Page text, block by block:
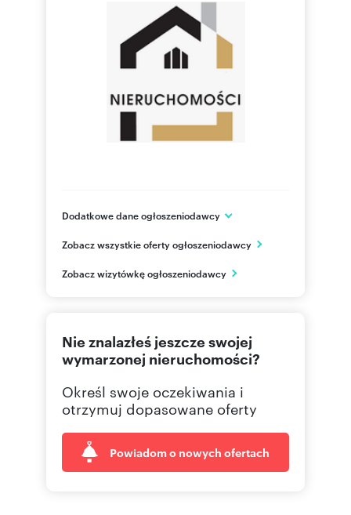
Dodatkowe dane ogłoszeniodawcy
Gorlice
PL
Zobacz wszystkie oferty ogłoszeniodawcy
Zobacz wizytówkę ogłoszeniodawcy
Nie znalazłeś jeszcze swojej
wymarzonej nieruchomości?
Określ swoje oczekiwania i
otrzymuj dopasowane oferty
Powiadom o nowych ofertach